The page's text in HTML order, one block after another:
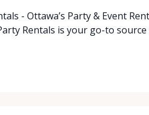
- Ottawa’s Party & Event
Rentals is your go-to